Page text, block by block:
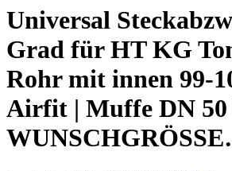
Universal
Grad für HT KG
Rohr mit innen 99-
Airfit | Muffe DN 50